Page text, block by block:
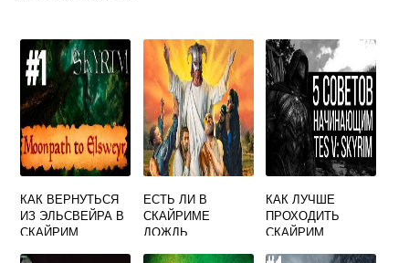
КАК ВЕРНУТЬСЯ
ИЗ ЭЛЬСВЕЙРА В
СКАЙРИМ
ЕСТЬ ЛИ В
СКАЙРИМЕ
ДОЖДЬ
КАК ЛУЧШЕ
ПРОХОДИТЬ
СКАЙРИМ